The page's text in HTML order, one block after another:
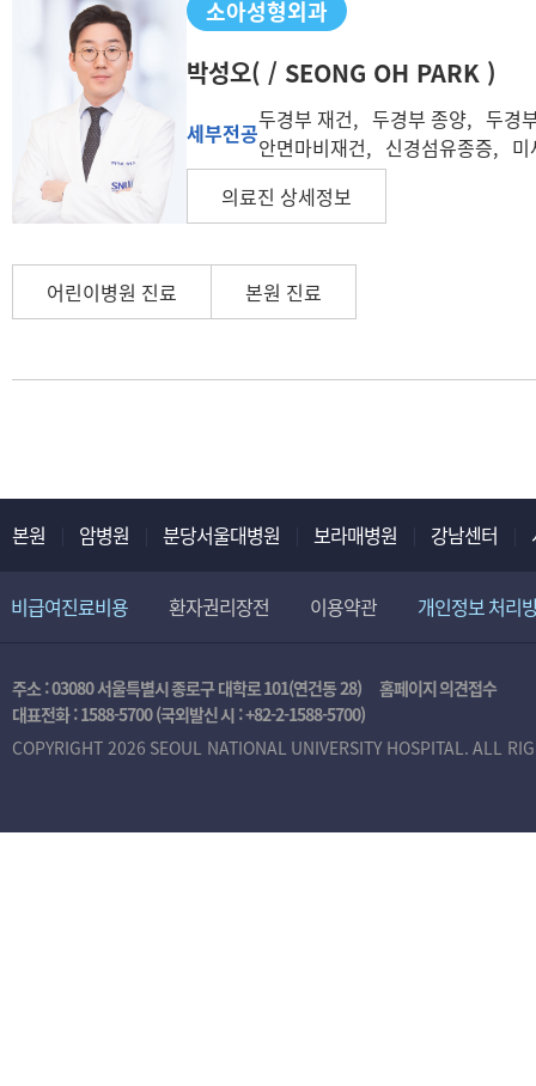
소아성형외과
박성오( / SEONG OH PARK )
세부전공두경부 재건, 두경부 종양, 두경
안면마비재건, 신경섬유종증,
의료진 상세정보
어린이병원 진료 본원 진료
본원 암병원 분당서울대병원 보라매병원 강남센터
비급여진료비용 환자권리장전 이용약관 개인정보 처리
주소 : 03080 서울특별시 종로구 대학로 101(연건동 28)
홈페이지 의견접수
대표전화 :1588-5700(국외발신 시 :+82-2-1588-5700)
COPYRIGHT 2026 SEOUL NATIONAL UNIVERSITY HOSPITAL. ALL